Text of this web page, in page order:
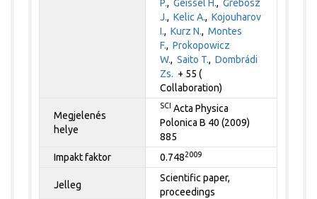
P.,Geissel H.,Grebosz
J.,Kelic A.,Kojouharov
I.,Kurz N.,Montes
F.,Prokopowicz
W.,Saito T.,Dombrádi
Zs. + 55 (
Collaboration)
Megjelenés
helye
SCI Acta Physica
Polonica B 40 (2009)
885
Impakt faktor
0.7482009
Jelleg
Scientific paper,
proceedings